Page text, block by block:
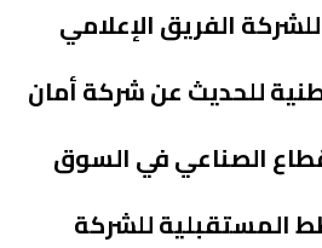
الفريق الإعلامي
للحديث عن شركة أمان
الصناعي في السوق
المستقبلية للشركة